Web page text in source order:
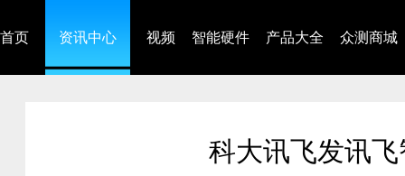
首页 资讯中心 视频 智能硬件 产品大全 众测商城
科大讯飞发讯